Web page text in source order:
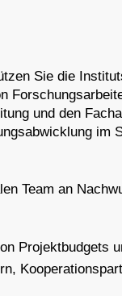
Sie die
und den
Team an
Projektbudgets